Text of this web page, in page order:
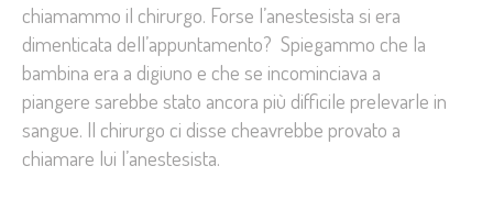
chiamammo il chirurgo. Forse l’anestesista si era
dimenticata dell’appuntamento? Spiegammo che la
bambina era a digiuno e che se incominciava a
piangere sarebbe stato ancora più difficile prelevarle in
sangue. Il chirurgo ci disse cheavrebbe provato a
chiamare lui l’anestesista.